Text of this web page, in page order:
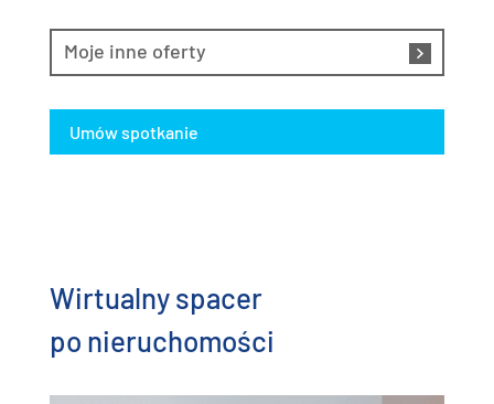
Moje inne oferty
Umów spotkanie
Wirtualny spacer
po nieruchomości